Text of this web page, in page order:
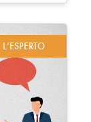
L’ESPERTO